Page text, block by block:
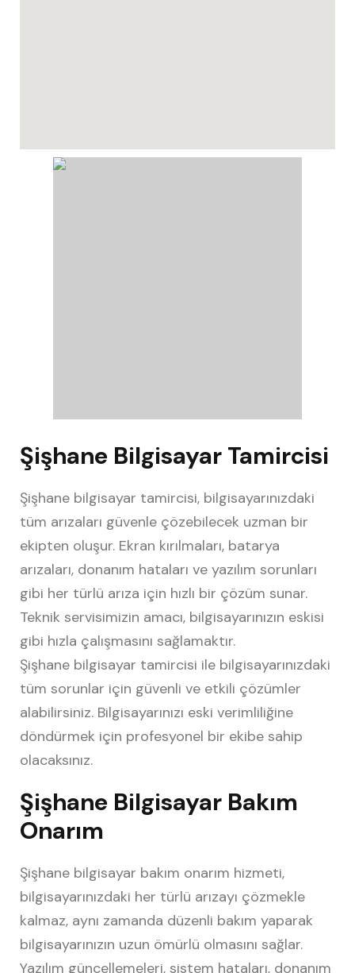
Şişhane Bilgisayar Tamircisi
Şişhane bilgisayar tamircisi, bilgisayarınızdaki
tüm arızaları güvenle çözebilecek uzman bir
ekipten oluşur. Ekran kırılmaları, batarya
arızaları, donanım hataları ve yazılım sorunları
gibi her türlü arıza için hızlı bir çözüm sunar.
Teknik servisimizin amacı, bilgisayarınızın eskisi
gibi hızla çalışmasını sağlamaktır.
Şişhane bilgisayar tamircisi ile bilgisayarınızdaki
tüm sorunlar için güvenli ve etkili çözümler
alabilirsiniz. Bilgisayarınızı eski verimliliğine
döndürmek için profesyonel bir ekibe sahip
olacaksınız.
Şişhane Bilgisayar Bakım
Onarım
Şişhane bilgisayar bakım onarım hizmeti,
bilgisayarınızdaki her türlü arızayı çözmekle
kalmaz, aynı zamanda düzenli bakım yaparak
bilgisayarınızın uzun ömürlü olmasını sağlar.
Yazılım güncellemeleri, sistem hataları, donanım